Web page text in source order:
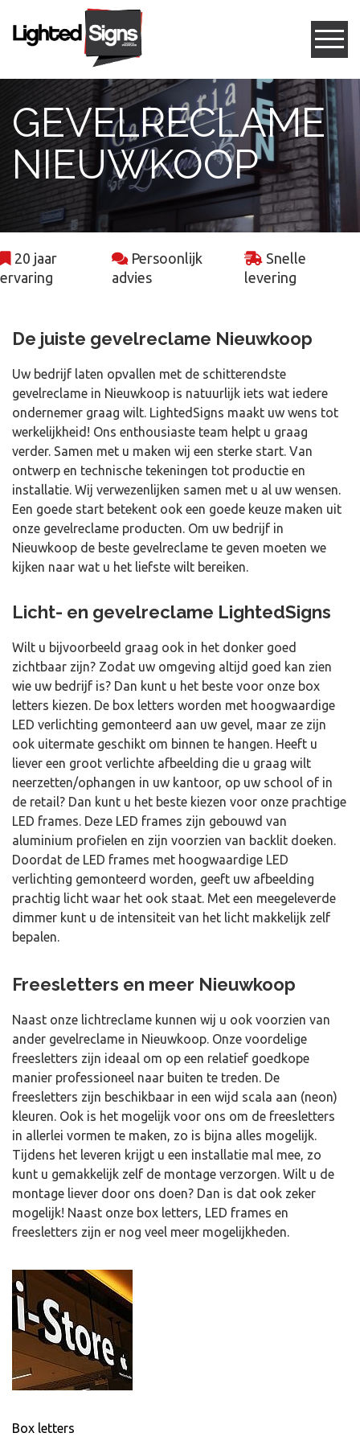
Gevelreclame
Box letters
Led frames
Freesletters
Projecten
GEVELRECLAME
NIEUWKOOP
20 jaar
ervaring
Persoonlijk
advies
Snelle
levering
De juiste gevelreclame Nieuwkoop
Uw bedrijf laten opvallen met de schitterendste
gevelreclame in Nieuwkoop is natuurlijk iets wat iedere
ondernemer graag wilt. LightedSigns maakt uw wens tot
werkelijkheid! Ons enthousiaste team helpt u graag
verder. Samen met u maken wij een sterke start. Van
ontwerp en technische tekeningen tot productie en
installatie. Wij verwezenlijken samen met u al uw wensen.
Een goede start betekent ook een goede keuze maken uit
onze gevelreclame producten. Om uw bedrijf in
Nieuwkoop de beste gevelreclame te geven moeten we
kijken naar wat u het liefste wilt bereiken.
Licht- en gevelreclame LightedSigns
Wilt u bijvoorbeeld graag ook in het donker goed
zichtbaar zijn? Zodat uw omgeving altijd goed kan zien
wie uw bedrijf is? Dan kunt u het beste voor onze box
letters kiezen. De box letters worden met hoogwaardige
LED verlichting gemonteerd aan uw gevel, maar ze zijn
ook uitermate geschikt om binnen te hangen. Heeft u
liever een groot verlichte afbeelding die u graag wilt
neerzetten/ophangen in uw kantoor, op uw school of in
de retail? Dan kunt u het beste kiezen voor onze prachtige
LED frames. Deze LED frames zijn gebouwd van
aluminium profielen en zijn voorzien van backlit doeken.
Doordat de LED frames met hoogwaardige LED
verlichting gemonteerd worden, geeft uw afbeelding
prachtig licht waar het ook staat. Met een meegeleverde
dimmer kunt u de intensiteit van het licht makkelijk zelf
bepalen.
Freesletters en meer Nieuwkoop
Naast onze lichtreclame kunnen wij u ook voorzien van
ander gevelreclame in Nieuwkoop. Onze voordelige
freesletters zijn ideaal om op een relatief goedkope
manier professioneel naar buiten te treden. De
freesletters zijn beschikbaar in een wijd scala aan (neon)
kleuren. Ook is het mogelijk voor ons om de freesletters
in allerlei vormen te maken, zo is bijna alles mogelijk.
Tijdens het leveren krijgt u een installatie mal mee, zo
kunt u gemakkelijk zelf de montage verzorgen. Wilt u de
montage liever door ons doen? Dan is dat ook zeker
mogelijk! Naast onze box letters, LED frames en
freesletters zijn er nog veel meer mogelijkheden.
Box letters